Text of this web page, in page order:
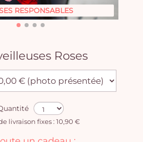
RESPONSABLES
Roses
livraison fixes : 10,90 €